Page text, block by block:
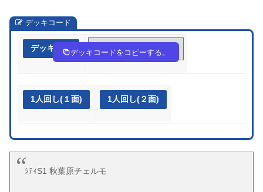
デッキコード
デッキ作成 4YYccG-PQWr2k-x8xYYY
デッキコードをコピーする。
1人回し(１面) 1人回し(２面)
ｼﾃｨS1 秋葉原チェルモ